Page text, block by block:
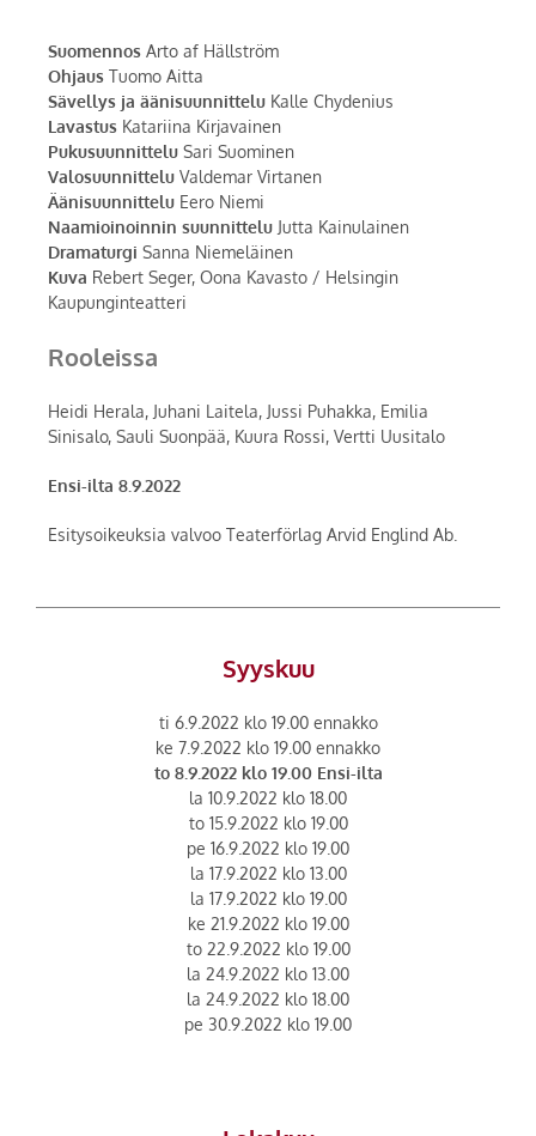
Suomennos Arto af Hällström
Ohjaus Tuomo Aitta
Sävellys ja äänisuunnittelu Kalle Chydenius
Lavastus Katariina Kirjavainen
Pukusuunnittelu Sari Suominen
Valosuunnittelu Valdemar Virtanen
Äänisuunnittelu Eero Niemi
Naamioinoinnin suunnittelu Jutta Kainulainen
Dramaturgi Sanna Niemeläinen
Kuva Rebert Seger, Oona Kavasto / Helsingin
Kaupunginteatteri
Rooleissa
Heidi Herala, Juhani Laitela, Jussi Puhakka, Emilia
Sinisalo, Sauli Suonpää, Kuura Rossi, Vertti Uusitalo
Ensi-ilta 8.9.2022
Esitysoikeuksia valvoo Teaterförlag Arvid Englind Ab.
Syyskuu
ti 6.9.2022 klo 19.00 ennakko
ke 7.9.2022 klo 19.00 ennakko
to 8.9.2022 klo 19.00 Ensi-ilta
la 10.9.2022 klo 18.00
to 15.9.2022 klo 19.00
pe 16.9.2022 klo 19.00
la 17.9.2022 klo 13.00
la 17.9.2022 klo 19.00
ke 21.9.2022 klo 19.00
to 22.9.2022 klo 19.00
la 24.9.2022 klo 13.00
la 24.9.2022 klo 18.00
pe 30.9.2022 klo 19.00